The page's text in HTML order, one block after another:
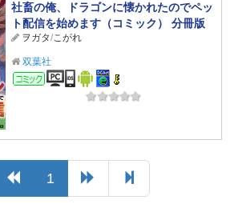
社畜の俺、ドラゴンに懐かれたのでペッ
ト配信を始めます（コミック） 分冊版
： 4ヲガタ/こがれ
双葉社
コミック
1